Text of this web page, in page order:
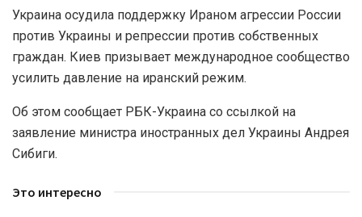
Украина осудила поддержку Ираном агрессии России
против Украины и репрессии против собственных
граждан. Киев призывает международное сообщество
усилить давление на иранский режим.
Об этом сообщает РБК-Украина со ссылкой на
заявление министра иностранных дел Украины Андрея
Сибиги.
Это интересно